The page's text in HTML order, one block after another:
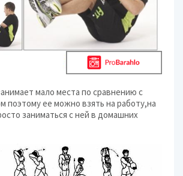
мало места по сравнению с
поэтому ее можно взять на работу,на
заниматься с ней в домашних